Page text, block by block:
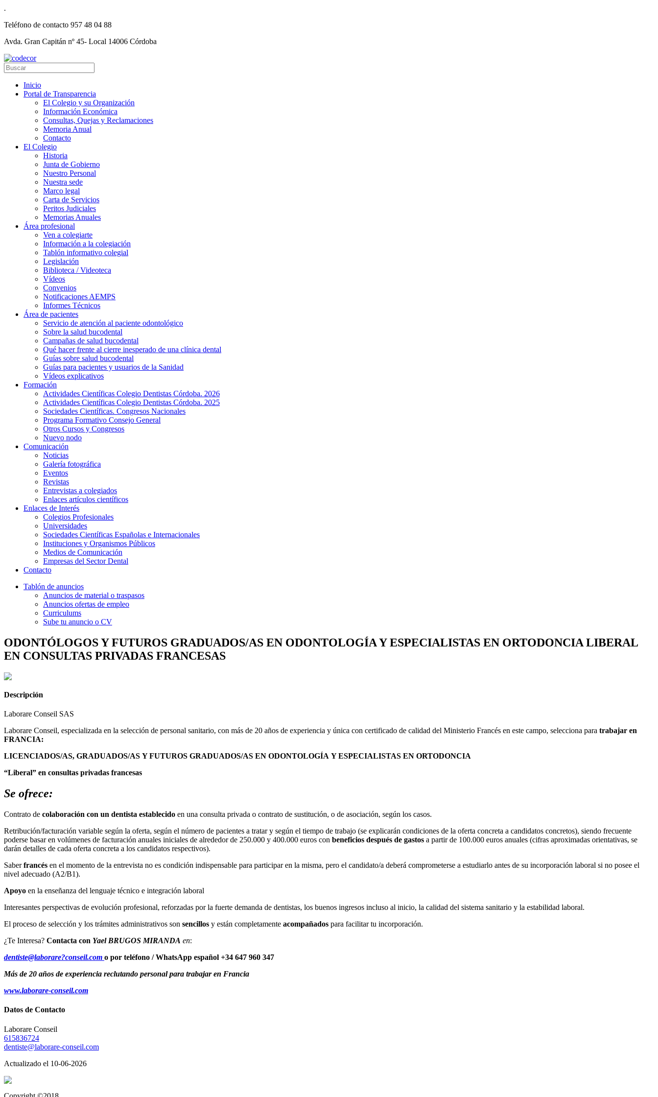
.
Teléfono de contacto 957 48 04 88
Avda. Gran Capitán nº 45- Local 14006 Córdoba
Inicio
Portal de Transparencia
El Colegio y su Organización
Información Económica
Consultas, Quejas y Reclamaciones
Memoria Anual
Contacto
El Colegio
Historia
Junta de Gobierno
Nuestro Personal
Nuestra sede
Marco legal
Carta de Servicios
Peritos Judiciales
Memorias Anuales
Área profesional
Ven a colegiarte
Información a la colegiación
Tablón informativo colegial
Legislación
Biblioteca / Videoteca
Vídeos
Convenios
Notificaciones AEMPS
Informes Técnicos
Área de pacientes
Servicio de atención al paciente odontológico
Sobre la salud bucodental
Campañas de salud bucodental
Qué hacer frente al cierre inesperado de una clínica dental
Guías sobre salud bucodental
Guías para pacientes y usuarios de la Sanidad
Vídeos explicativos
Formación
Actividades Científicas Colegio Dentistas Córdoba. 2026
Actividades Científicas Colegio Dentistas Córdoba. 2025
Sociedades Científicas. Congresos Nacionales
Programa Formativo Consejo General
Otros Cursos y Congresos
Nuevo nodo
Comunicación
Noticias
Galería fotográfica
Eventos
Revistas
Entrevistas a colegiados
Enlaces artículos científicos
Enlaces de Interés
Colegios Profesionales
Universidades
Sociedades Científicas Españolas e Internacionales
Instituciones y Organismos Públicos
Medios de Comunicación
Empresas del Sector Dental
Contacto
Tablón de anuncios
Anuncios de material o traspasos
Anuncios ofertas de empleo
Curriculums
Sube tu anuncio o CV
ODONTÓLOGOS Y FUTUROS GRADUADOS/AS EN ODONTOLOGÍA Y ESPECIALISTAS EN ORTODONCIA LIBERAL
EN CONSULTAS PRIVADAS FRANCESAS
Descripción
Laborare Conseil SAS
Laborare Conseil, especializada en la selección de personal sanitario, con más de 20 años de experiencia y única con certificado de calidad del Ministerio Francés en este campo, selecciona para trabajar en
FRANCIA:
LICENCIADOS/AS, GRADUADOS/AS Y FUTUROS GRADUADOS/AS EN ODONTOLOGÍA Y ESPECIALISTAS EN ORTODONCIA
“Liberal” en consultas privadas francesas
Se ofrece:
Contrato de colaboración con un dentista establecido en una consulta privada o contrato de sustitución, o de asociación, según los casos.
Retribución/facturación variable según la oferta, según el número de pacientes a tratar y según el tiempo de trabajo (se explicarán condiciones de la oferta concreta a candidatos concretos), siendo frecuente
poderse basar en volúmenes de facturación anuales iniciales de alrededor de 250.000 y 400.000 euros con beneficios después de gastos a partir de 100.000 euros anuales (cifras aproximadas orientativas, se
darán detalles de cada oferta concreta a los candidatos respectivos).
Saberfrancés en el momento de la entrevista no es condición indispensable para participar en la misma, pero el candidato/a deberá comprometerse a estudiarlo antes de su incorporación laboral si no posee el
nivel adecuado (A2/B1).
Apoyo en la enseñanza del lenguaje técnico e integración laboral
Interesantes perspectivas de evolución profesional, reforzadas por la fuerte demanda de dentistas, los buenos ingresos incluso al inicio, la calidad del sistema sanitario y la estabilidad laboral.
El proceso de selección y los trámites administrativos son sencillos y están completamente acompañados para facilitar tu incorporación.
¿Te Interesa? Contacta con Yael BRUGOS MIRANDA en:
dentiste@laborare?conseil.com o por teléfono / WhatsApp español +34 647 960 347
Más de 20 años de experiencia reclutando personal para trabajar en Francia
www.laborare-conseil.com
Datos de Contacto
Laborare Conseil
615836724
dentiste@laborare-conseil.com
Actualizado el 10-06-2026